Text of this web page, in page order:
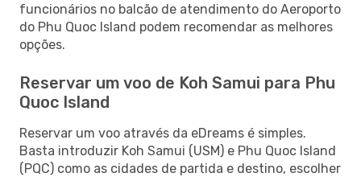
funcionários no balcão de atendimento do Aeroporto
do Phu Quoc Island podem recomendar as melhores
opções.
Reservar um voo de Koh Samui para Phu
Quoc Island
Reservar um voo através da eDreams é simples.
Basta introduzir Koh Samui (USM) e Phu Quoc Island
(PQC) como as cidades de partida e destino, escolher